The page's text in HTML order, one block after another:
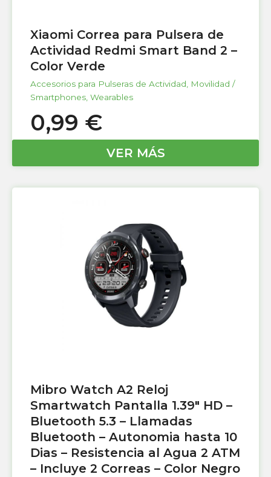
Xiaomi Correa para Pulsera de
Actividad Redmi Smart Band 2 –
Color Verde
Accesorios para Pulseras de Actividad
Movilidad /
Smartphones Wearables
0,99 €
VER MÁS
Mibro Watch A2 Reloj
Smartwatch Pantalla 1.39″ HD –
Bluetooth 5.3 – Llamadas
Bluetooth – Autonomia hasta 10
Dias – Resistencia al Agua 2 ATM
– Incluye 2 Correas – Color Negro